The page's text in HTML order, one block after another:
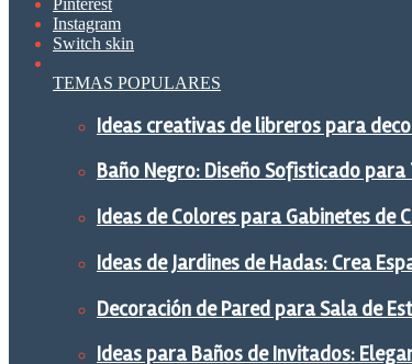
Pinterest
Instagram
Switch skin
TEMAS POPULARES
Ideas creativas de libreros para
Baño Negro: Diseño Sofisticado
Ideas de Colores para Gabinetes de
Ideas de Jardines de Hadas: Crea
Decoración de Pared para Sala de
Ideas para Baños de Invitados: